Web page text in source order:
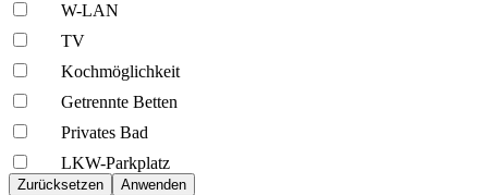
W-LAN
TV
Kochmöglich­keit
Getrennte Betten
Privates Bad
LKW-Parkplatz